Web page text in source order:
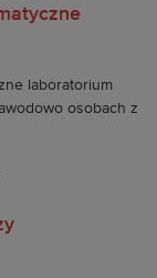
laboratorium
osobach z